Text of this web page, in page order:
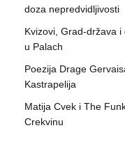
doza nepredvidljivosti
Kvizovi, Grad-država
u Palach
Poezija Drage
Kastrapelija
Matija Cvek i The
Crekvinu